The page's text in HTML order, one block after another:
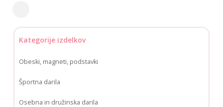
filtre
Kategorije izdelkov
Obeski, magneti, podstavki
Športna darila
Osebna in družinska darila